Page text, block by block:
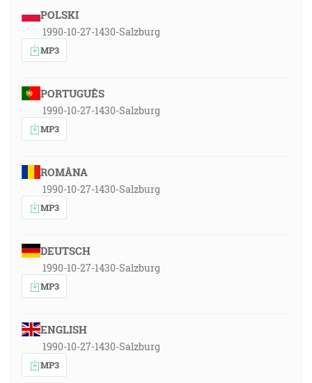
POLSKI
1990-10-27-1430-Salzburg
MP3
PORTUGUÊS
1990-10-27-1430-Salzburg
MP3
ROMÂNA
1990-10-27-1430-Salzburg
MP3
DEUTSCH
1990-10-27-1430-Salzburg
MP3
ENGLISH
1990-10-27-1430-Salzburg
MP3